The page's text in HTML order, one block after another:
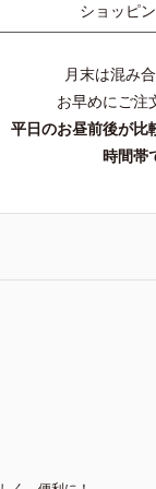
ショッピ
月末は混み
お早めにご注
平日のお昼前後が比
時間帯